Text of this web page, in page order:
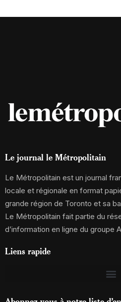
Le journal le Métropolitain
Le Métropolitain est un journal
locale et régionale en format
grande région de Toronto et sa
Le Métropolitain fait partie du
d’information en ligne du groupe
Liens rapide